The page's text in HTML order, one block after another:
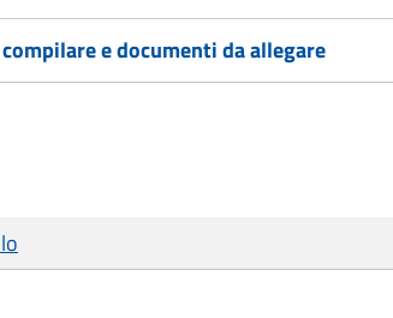
e documenti da allegare